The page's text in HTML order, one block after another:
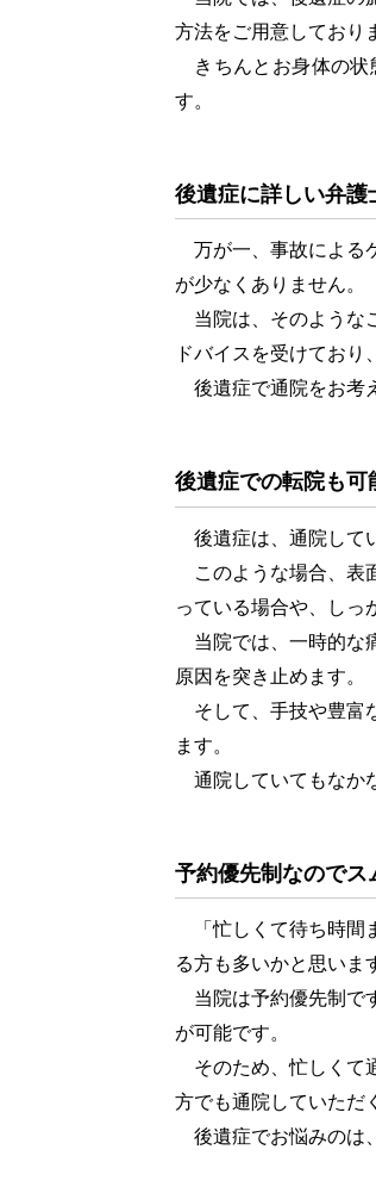
方法をご用意しており
きちんとお身体の状
す。
後遺症に詳しい弁護
万が一、事故による
が少なくありません。
当院は、そのような
ドバイスを受けており
後遺症で通院をお考
後遺症での転院も可
後遺症は、通院して
このような場合、表
っている場合や、しっ
当院では、一時的な
原因を突き止めます。
そして、手技や豊富
ます。
通院していてもなか
予約優先制なのでス
「忙しくて待ち時間
る方も多いかと思いま
当院は予約優先制で
が可能です。
そのため、忙しくて
方でも通院していただ
後遺症でお悩みのは